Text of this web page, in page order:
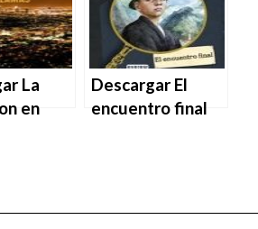
MOBI
La
en
Descargar El
encuentro final